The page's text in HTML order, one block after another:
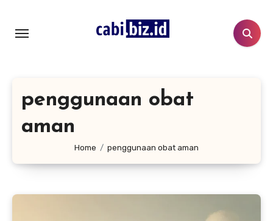
konten
penggunaan obat
aman
Home penggunaan obat aman